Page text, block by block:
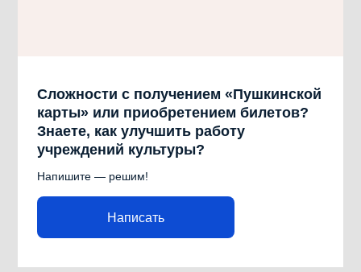
Сложности с получением «Пушкинской
карты» или приобретением билетов?
Знаете, как улучшить работу
учреждений культуры?
Напишите — решим!
Написать